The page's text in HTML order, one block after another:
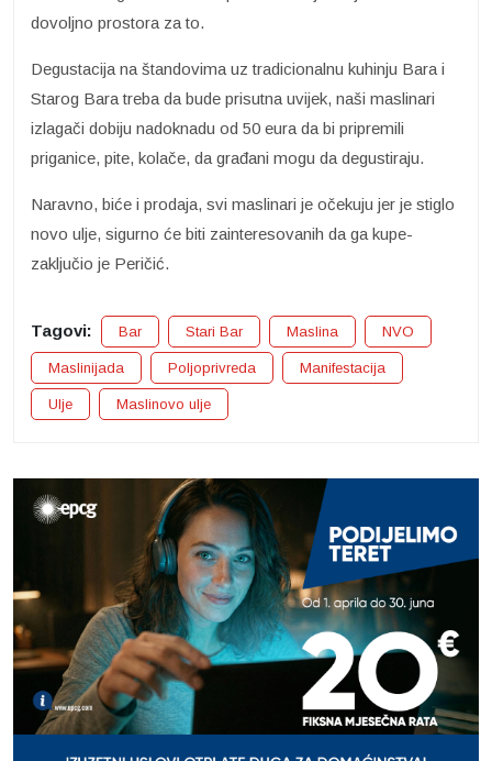
dovoljno prostora za to.
Degustacija na štandovima uz tradicionalnu kuhinju Bara i
Starog Bara treba da bude prisutna uvijek, naši maslinari
izlagači dobiju nadoknadu od 50 eura da bi pripremili
priganice, pite, kolače, da građani mogu da degustiraju.
Naravno, biće i prodaja, svi maslinari je očekuju jer je stiglo
novo ulje, sigurno će biti zainteresovanih da ga kupe-
zaključio je Peričić.
Tagovi: Bar Stari Bar Maslina NVO
Maslinijada Poljoprivreda Manifestacija
Ulje Maslinovo ulje